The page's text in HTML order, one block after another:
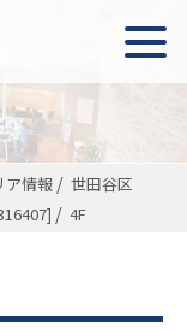
ア情報
世田谷区
4F